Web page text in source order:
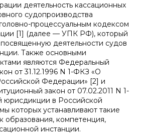
деятельность кассационных
судопроизводства
процессуальным кодексом
[1] (далее — УПК РФ), который
посвященную деятельности судов
Также основными
являются Федеральный
от 31.12.1996 N 1-ФКЗ «О
Федерации» [2] и
закон от 07.02.2011 N 1-
в Российской
которых устанавливают такие
образования, компетенция,
инстанции.